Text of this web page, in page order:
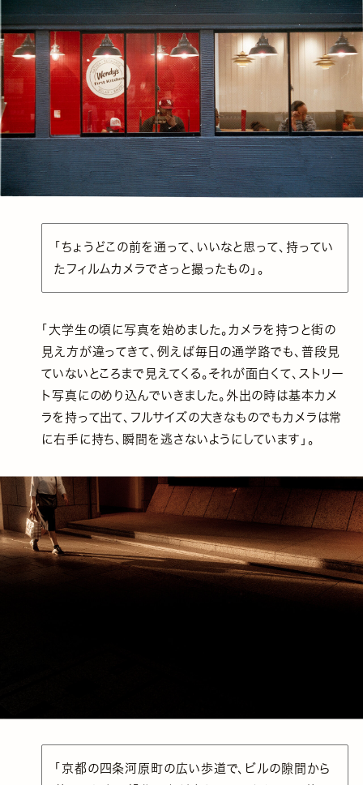
「ちょうどこの前を通って、いいなと思って、持ってい
たフィルムカメラでさっと撮ったもの」。
「大学生の頃に写真を始めました。カメラを持つと街の
見え方が違ってきて、例えば毎日の通学路でも、普段見
ていないところまで見えてくる。それが面白くて、ストリー
ト写真にのめり込んでいきました。外出の時は基本カメ
ラを持って出て、フルサイズの大きなものでもカメラは常
に右手に持ち、瞬間を逃さないようにしています」。
「京都の四条河原町の広い歩道で、ビルの隙間から